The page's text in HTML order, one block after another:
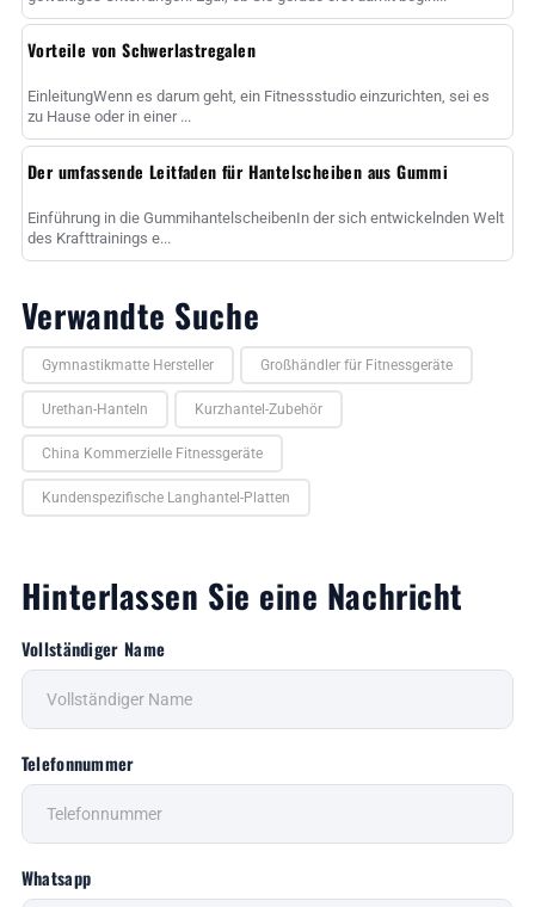
Vorteile von Schwerlastregalen
EinleitungWenn es darum geht, ein Fitnessstudio einzurichten, sei es
zu Hause oder in einer ...
Der umfassende Leitfaden für Hantelscheiben aus Gummi
Einführung in die GummihantelscheibenIn der sich entwickelnden Welt
des Krafttrainings e...
Verwandte Suche
Gymnastikmatte Hersteller Großhändler für Fitnessgeräte
Urethan-Hanteln Kurzhantel-Zubehör
China Kommerzielle Fitnessgeräte
Kundenspezifische Langhantel-Platten
Hinterlassen Sie eine Nachricht
Vollständiger Name
Telefonnummer
Whatsapp